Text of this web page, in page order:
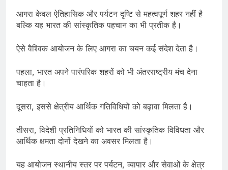
आगरा केवल ऐतिहासिक और पर्यटन दृष्टि से महत्वपूर्ण शहर नहीं है
बल्कि यह भारत की सांस्कृतिक पहचान का भी प्रतीक है।
ऐसे वैश्विक आयोजन के लिए आगरा का चयन कई संदेश देता है।
पहला, भारत अपने पारंपरिक शहरों को भी अंतरराष्ट्रीय मंच देना
चाहता है।
दूसरा, इससे क्षेत्रीय आर्थिक गतिविधियों को बढ़ावा मिलता है।
तीसरा, विदेशी प्रतिनिधियों को भारत की सांस्कृतिक विविधता और
आर्थिक क्षमता दोनों देखने का अवसर मिलता है।
यह आयोजन स्थानीय स्तर पर पर्यटन, व्यापार और सेवाओं के क्षेत्र